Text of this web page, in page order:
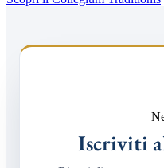
Iscriviti